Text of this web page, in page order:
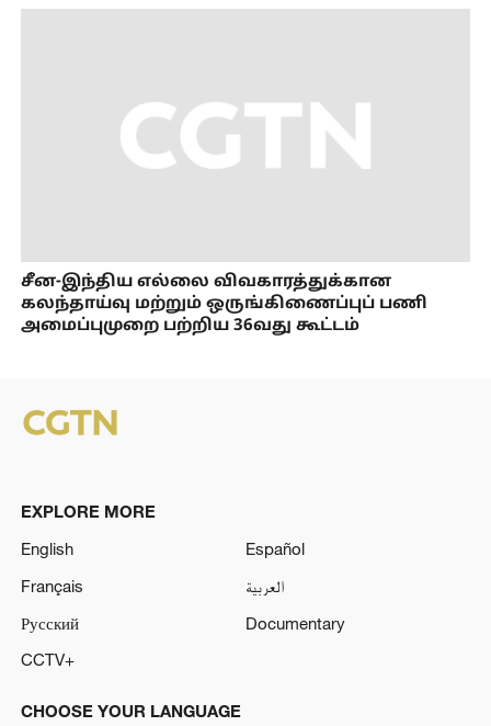
சீன-இந்திய எல்லை விவகாரத்துக்கான
கலந்தாய்வு மற்றும் ஒருங்கிணைப்புப் பணி
அமைப்புமுறை பற்றிய 36வது கூட்டம்
EXPLORE MORE
English
Español
Français
العربية
Русский
Documentary
CCTV+
CHOOSE YOUR LANGUAGE